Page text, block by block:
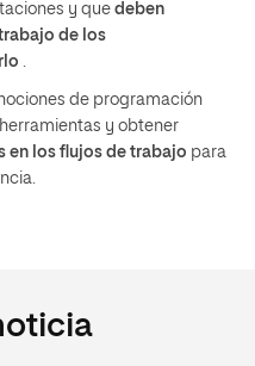
y que deben
de los
.
de programación
y obtener
en los flujos de trabajo para